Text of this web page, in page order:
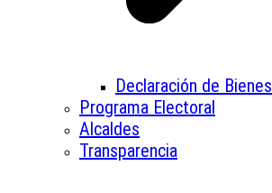
Declaración de Bienes
Programa Electoral
Alcaldes
Transparencia